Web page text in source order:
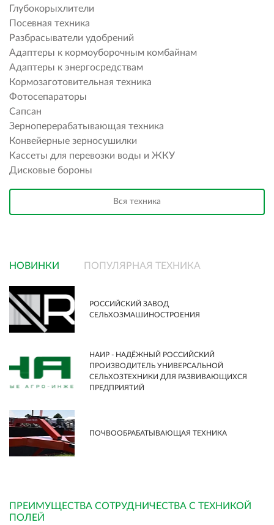
Глубокорыхлители
Посевная техника
Разбрасыватели удобрений
Адаптеры к кормоуборочным комбайнам
Адаптеры к энергосредствам
Кормозаготовительная техника
Фотосепараторы
Сапсан
Зерноперерабатывающая техника
Конвейерные зерносушилки
Кассеты для перевозки воды и ЖКУ
Дисковые бороны
Вся техника
НОВИНКИ ПОПУЛЯРНАЯ ТЕХНИКА
РОССИЙСКИЙ ЗАВОД
СЕЛЬХОЗМАШИНОСТРОЕНИЯ
НАИР - НАДЁЖНЫЙ РОССИЙСКИЙ
ПРОИЗВОДИТЕЛЬ УНИВЕРСАЛЬНОЙ
СЕЛЬХОЗТЕХНИКИ ДЛЯ РАЗВИВАЮЩИХСЯ
ПРЕДПРИЯТИЙ
ПОЧВООБРАБАТЫВАЮЩАЯ ТЕХНИКА
ПРЕИМУЩЕСТВА СОТРУДНИЧЕСТВА С ТЕХНИКОЙ
ПОЛЕЙ